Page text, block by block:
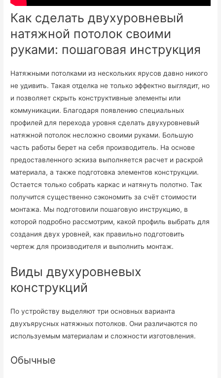
Как сделать двухуровневый
натяжной потолок своими
руками: пошаговая инструкция
Натяжными потолками из нескольких ярусов давно никого
не удивить. Такая отделка не только эффектно выглядит, но
и позволяет скрыть конструктивные элементы или
коммуникации. Благодаря появлению специальных
профилей для перехода уровня сделать двухуровневый
натяжной потолок несложно своими руками. Большую
часть работы берет на себя производитель. На основе
предоставленного эскиза выполняется расчет и раскрой
материала, а также подготовка элементов конструкции.
Остается только собрать каркас и натянуть полотно. Так
получится существенно сэкономить за счёт стоимости
монтажа. Мы подготовили пошаговую инструкцию, в
которой подробно рассмотрим, какой профиль выбрать для
создания двух уровней, как правильно подготовить
чертеж для производителя и выполнить монтаж.
Виды двухуровневых
конструкций
По устройству выделяют три основных варианта
двухъярусных натяжных потолков. Они различаются по
используемым материалам и сложности изготовления.
Обычные